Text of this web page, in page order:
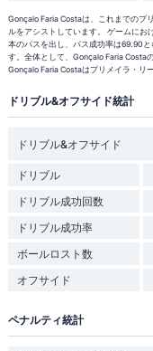
Gonçalo Faria Costaは、これまでのプ
ルをアシストしています。 ゲームにお
本のパスを出し、パス成功率は69.90
す。全体として、Gonçalo Faria Costa
Gonçalo Faria Costaはプリメイラ・リ
ドリブル&オフサイド統計
ドリブル&オフサイド
ドリブル
ドリブル成功回数
ドリブル成功率
ボールロスト数
オフサイド
ペナルティ統計